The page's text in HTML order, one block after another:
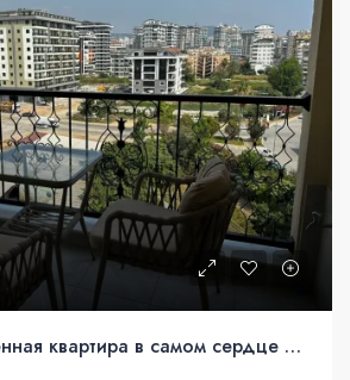
Уютная современная квартира в самом сердце Махмутлара